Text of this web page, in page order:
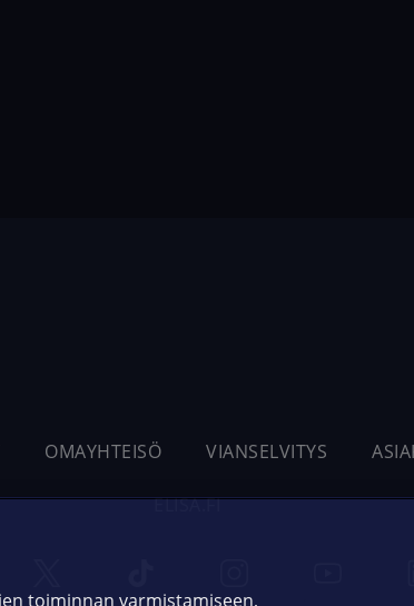
OMAYHTEISÖ VIANSELVITYS
ELISA.FI
toiminnan varmistamiseen,